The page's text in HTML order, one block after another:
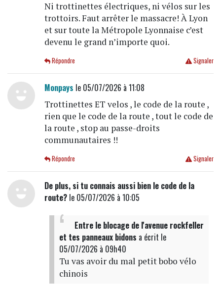
Ni trottinettes électriques, ni vélos sur les
trottoirs. Faut arrêter le massacre! À Lyon
et sur toute la Métropole Lyonnaise c’est
devenu le grand n’importe quoi.
Signaler
Répondre
Monpays le 05/07/2026 à 11:08
Trottinettes ET velos , le code de la route ,
rien que le code de la route , tout le code de
la route , stop au passe-droits
communautaires !!
Signaler
Répondre
De plus, si tu connais aussi bien le code de la
route?le 05/07/2026 à 10:05
Entre le blocage de l'avenue rockfeller
et tes panneaux bidons a écrit le
05/07/2026 à 09h40
Tu vas avoir du mal petit bobo vélo
chinois